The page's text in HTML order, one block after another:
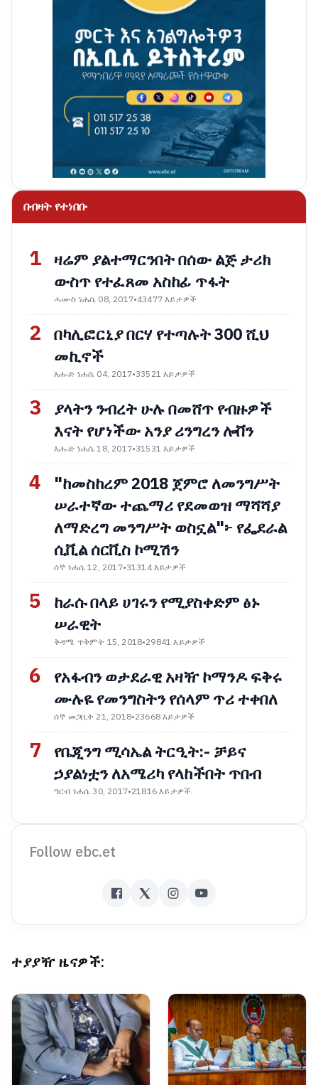
በብዛት የተነበቡ
1 ዛሬም ያልተማርንበት በሰው ልጅ ታሪክ
ውስጥ የተፈጸመ አስከፊ ጥፋት
ሓሙስ ነሐሴ 08, 2017•43477 እይታዎች
2 በካሊፎርኒያ በርሃ የተጣሉት 300 ሺህ
መኪኖች
እሑድ ነሐሴ 04, 2017•33521 እይታዎች
3
ያላትን ንብረት ሁሉ በመሸጥ የብዙዎች
እናት የሆነችው አንያ ሪንግረን ሎቨን
እሑድ ነሐሴ 18, 2017•31531 እይታዎች
4
"ከመስከረም 2018 ጀምሮ ለመንግሥት
ሠራተኛው ተጨማሪ የደመወዝ ማሻሻያ
ለማድረግ መንግሥት ወስኗል"፦ የፌደራል
ሲቪል ሰርቪስ ኮሚሽን
ሰኞ ነሐሴ 12, 2017•31314 እይታዎች
5
ከራሱ በላይ ሀገሩን የሚያስቀድም ፅኑ
ሠራዊት
ቅዳሜ ጥቅምት 15, 2018•29841 እይታዎች
6
የአፋብን ወታደራዊ አዛዥ ኮማንዶ ፍቅሩ
ሙሉዬ የመንግስትን የሰላም ጥሪ ተቀበለ
ሰኞ መጋቢት 21, 2018•23668 እይታዎች
7
የቤጂንግ ሚሳኤል ትርዒት:- ቻይና
ኃያልነቷን ለአሜሪካ የላከችበት ጥበብ
ዓርብ ነሐሴ 30, 2017•21816 እይታዎች
Follow ebc.et
ተያያዥ ዜናዎች: